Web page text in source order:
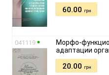
60.00 грн
041119
Морфо-
адаптации
20.00 грн